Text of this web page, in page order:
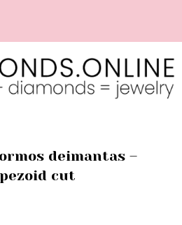
žiedą 👉 spausk čia
deimantas –
cut